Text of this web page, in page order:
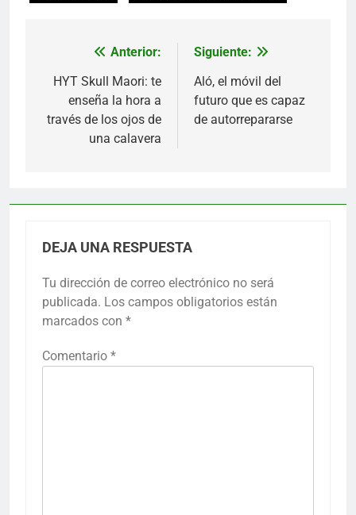
Navegación
de
entradas
Anterior:
HYT Skull Maori: te
enseña la hora a
través de los ojos de
una calavera
Siguiente:
Aló, el móvil del
futuro que es capaz
de autorrepararse
DEJA UNA RESPUESTA
Tu dirección de correo electrónico no será
publicada. Los campos obligatorios están
marcados con *
Comentario *